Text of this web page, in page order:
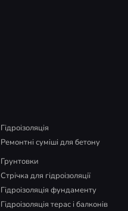
Гідроізоляція
Ремонтні суміші для бетону
Грунтовки
Стрічка для гідроізоляції
Гідроізоляція фундаменту
Гідроізоляція терас і балконів